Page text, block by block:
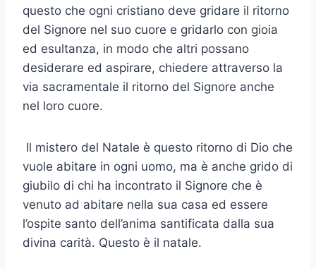
questo che ogni cristiano deve gridare il ritorno
del Signore nel suo cuore e gridarlo con gioia
ed esultanza, in modo che altri possano
desiderare ed aspirare, chiedere attraverso la
via sacramentale il ritorno del Signore anche
nel loro cuore.
Il mistero del Natale è questo ritorno di Dio che
vuole abitare in ogni uomo, ma è anche grido di
giubilo di chi ha incontrato il Signore che è
venuto ad abitare nella sua casa ed essere
l’ospite santo dell’anima santificata dalla sua
divina carità. Questo è il natale.